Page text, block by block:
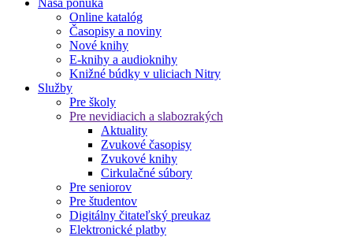
Naša ponuka
Online katalóg
Časopisy a noviny
Nové knihy
E-knihy a audioknihy
Knižné búdky v uliciach Nitry
Služby
Pre školy
Pre nevidiacich a slabozrakých
Aktuality
Zvukové časopisy
Zvukové knihy
Cirkulačné súbory
Pre seniorov
Pre študentov
Digitálny čitateľský preukaz
Elektronické platby